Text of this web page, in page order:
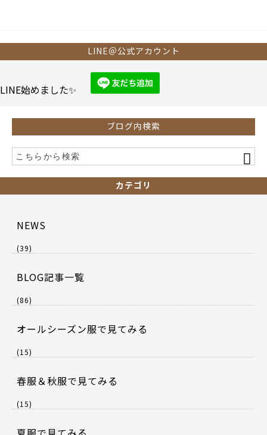
LINE＠公式アカウント
LINE始めました✨
ブログ内検索
カテゴリ
NEWS
(39)
BLOG記事一覧
(86)
オールシーズン服で見てみる
(15)
春服＆秋服で見てみる
(15)